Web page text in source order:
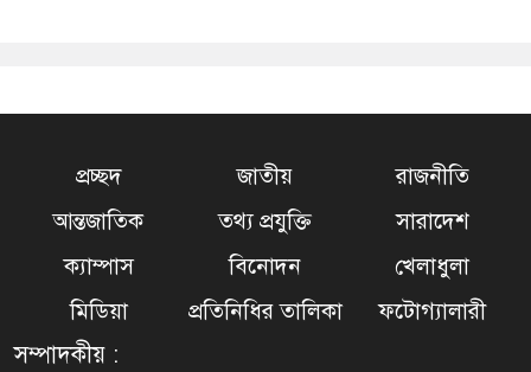
প্রচ্ছদ জাতীয়
রাজনীতি
আন্তজাতিক
তথ্য প্রযুক্তি
সারাদেশ
ক্যাম্পাস
বিনোদন
খেলাধুলা
মিডিয়া
প্রতিনিধির তালিকা ফটোগ্যালারী
সম্পাদকীয় :